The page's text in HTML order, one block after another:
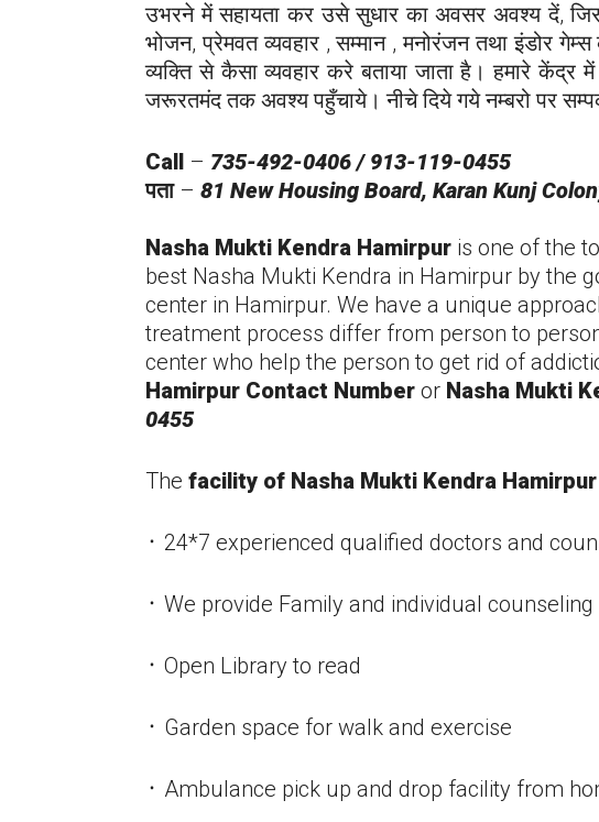
उभरने में सहायता कर उसे सुधार का अवसर अवश्य दें,
भोजन, प्रेमवत व्यवहार , सम्मान , मनोरंजन तथा इंडोर
व्यक्ति से कैसा व्यवहार करे बताया जाता है। हमारे केंद्र
जरूरतमंद तक अवश्य पहुँचाये। नीचे दिये गये नम्बरो पर
Call – 735-492-0406 / 913-119-0455
पता– 81 New Housing Board, Karan Kunj
Nasha Mukti Kendra Hamirpur is one of the
best Nasha Mukti Kendra in Hamirpur by the
center in Hamirpur. We have a unique
treatment process differ from person to
center who help the person to get rid of
Hamirpur Contact Number or Nasha Mukti
0455
The facility of Nasha Mukti Kendra Hamirpur
᛫ 24*7 experienced qualified doctors and
᛫ We provide Family and individual counseling
᛫ Open Library to read
᛫ Garden space for walk and exercise
᛫ Ambulance pick up and drop facility from